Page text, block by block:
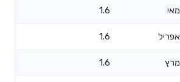
מאי 1.6
אפריל 1.6
מרץ 1.6